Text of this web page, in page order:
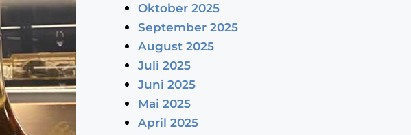
Oktober 2025
September 2025
August 2025
Juli 2025
Juni 2025
Mai 2025
April 2025